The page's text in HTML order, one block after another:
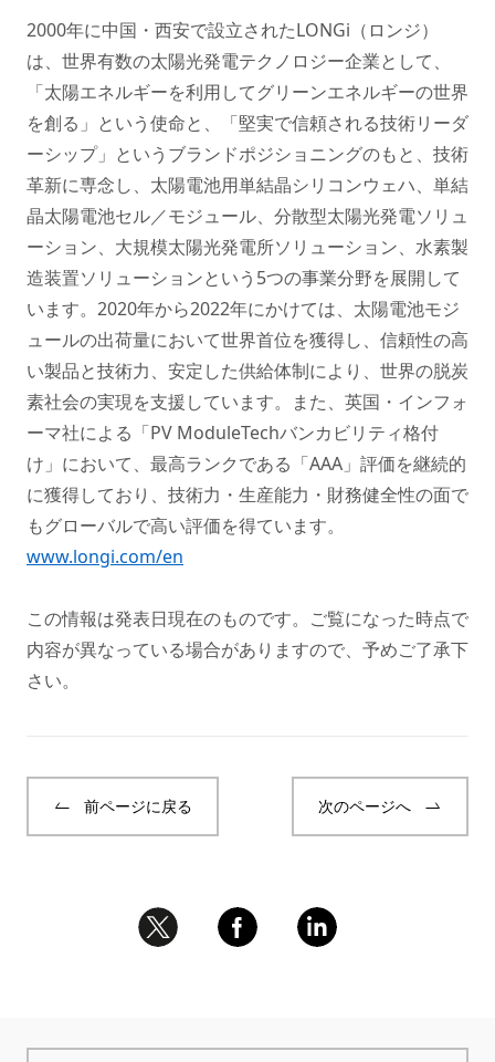
2000年に中国・西安で設立されたLONGi（ロンジ）
は、世界有数の太陽光発電テクノロジー企業として、
「太陽エネルギーを利用してグリーンエネルギーの世界
を創る」という使命と、「堅実で信頼される技術リーダ
ーシップ」というブランドポジショニングのもと、技術
革新に専念し、太陽電池用単結晶シリコンウェハ、単結
晶太陽電池セル／モジュール、分散型太陽光発電ソリュ
ーション、大規模太陽光発電所ソリューション、水素製
造装置ソリューションという5つの事業分野を展開して
います。2020年から2022年にかけては、太陽電池モジ
ュールの出荷量において世界首位を獲得し、信頼性の高
い製品と技術力、安定した供給体制により、世界の脱炭
素社会の実現を支援しています。また、英国・インフォ
ーマ社による「PV ModuleTechバンカビリティ格付
け」において、最高ランクである「AAA」評価を継続的
に獲得しており、技術力・生産能力・財務健全性の面で
もグローバルで高い評価を得ています。
www.longi.com/en
この情報は発表日現在のものです。ご覧になった時点で
内容が異なっている場合がありますので、予めご了承下
さい。
前ページに戻る 次のページへ